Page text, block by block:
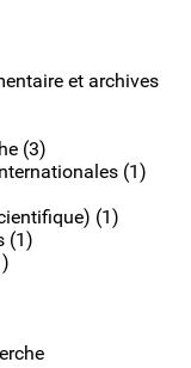
et archives
(3)
(1)
(1)
(1)